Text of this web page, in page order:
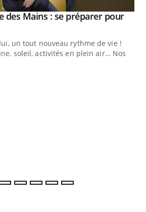
des Mains : se préparer pour
un tout nouveau rythme de vie !
soleil, activités en plein air… Nos